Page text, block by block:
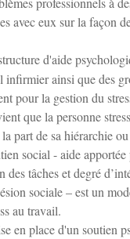
avec eux sur la façon
d'aide
infirmier ainsi que des
pour la gestion du
que la personne
part de sa hiérarchie
social - aide apportée
des tâches et degré
sociale – est un
au travail.
en place d'un soutien